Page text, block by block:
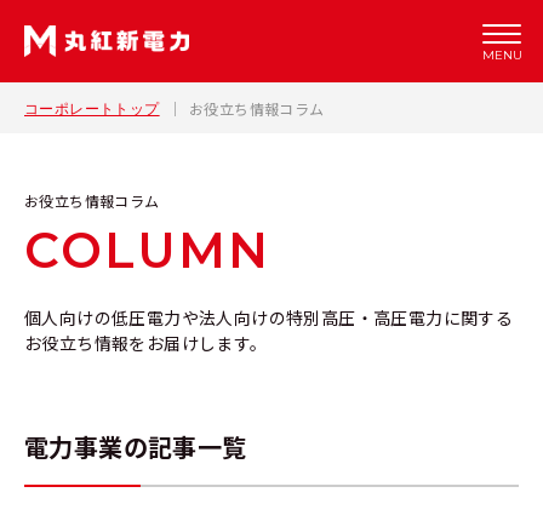
MENU
コーポレートトップ お役立ち情報コラム
お役立ち情報コラム
COLUMN
個人向けの低圧電力や法人向けの特別高圧・高圧電力に関する
お役立ち情報をお届けします。
電力事業の記事一覧